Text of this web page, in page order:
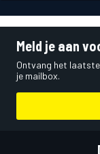
Meld je aan
Ontvang het
je mailbox.